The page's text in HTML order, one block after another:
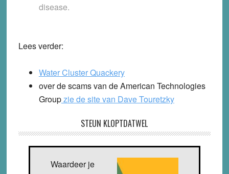
disease.
Lees verder:
Water Cluster Quackery
over de scams van de American Technologies
Groupzie de site van Dave Touretzky
STEUN KLOPTDATWEL
Waardeer je